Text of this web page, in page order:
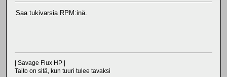
Saa tukivarsia RPM:inä.
| Savage Flux HP |
Taito on sitä, kun tuuri tulee tavaksi